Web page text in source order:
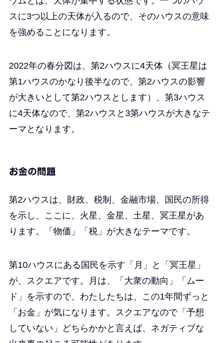
スに3つ以上の天体が入るので、そのハウスの意味
を強めることになります。
2022年の春分図は、第2ハウスに4天体（冥王星は
第1ハウスのかなり後半なので、第2ハウスの影響
が大きいとして第2ハウスとします）、第3ハウス
に4天体なので、第2ハウスと3第ハウスが大きなテ
ーマとなります。
お金の問題
第2ハウスは、財政、税制、金融市場、国民の所得
を示し、ここに、火星、金星、土星、冥王星があ
ります。「物価」「税」が大きなテーマです。
第10ハウスにある国民を示す「月」と「冥王星」
が、スクエアです。月は、「大衆の動向」「ムー
ド」を示すので、わたしたちは、この1年間ずっと
「お金」が気になります。スクエアなので「予想
していない」どちらかかと言えば、ネガティブな